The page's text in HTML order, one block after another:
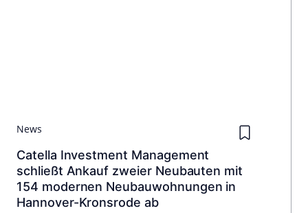
News
Catella Investment Management
schließt Ankauf zweier Neubauten mit
154 modernen Neubauwohnungen in
Hannover-Kronsrode ab